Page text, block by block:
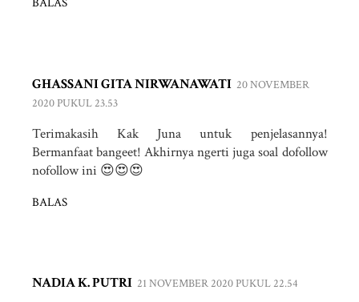
GHASSANI GITA NIRWANAWATI 20 NOVEMBER
2020 PUKUL 23.53
Terimakasih Kak Juna untuk penjelasannya!
Bermanfaat bangeet! Akhirnya ngerti juga soal dofollow
nofollow ini 😍😍😍
BALAS
NADIA K. PUTRI 21 NOVEMBER 2020 PUKUL 22.54